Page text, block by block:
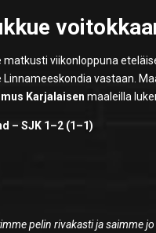
matkusti viikonloppuna
Linnameeskondia vastaan.
Karjalaisen maaleilla
– SJK 1–2 (1–1)
pelin rivakasti ja saimme